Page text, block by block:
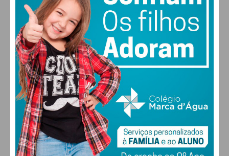
28°
DOM
30
SEG
30°
TER
31
QUA
FARMACIAS DE SERVIÇO EM PAÇOS DE
FERREIRA